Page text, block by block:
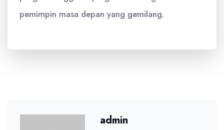
pemimpin masa depan yang gemilang.
admin